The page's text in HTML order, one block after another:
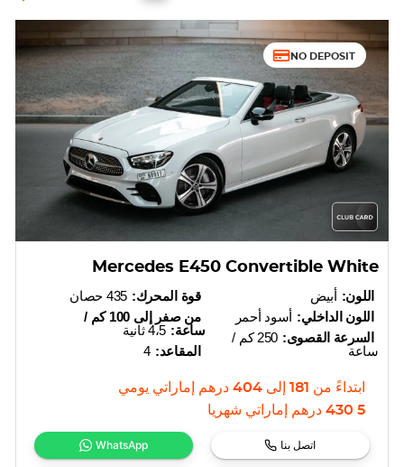
NO DEPOSIT
Mercedes E450 Convertible White
قوة المحرك: 435 حصان
من صفر إلى 100 كم /
ساعة: 4،5 ثانية
المقاعد: 4
اللون: أبيض
اللون الداخلي: أسود أحمر
السرعة القصوى:
250 كم /
ساعة
ابتداءً من 181 إلى 404 درهم إماراتي يومي
5 430
درهم إماراتي شهريا
WhatsApp اتصل بنا